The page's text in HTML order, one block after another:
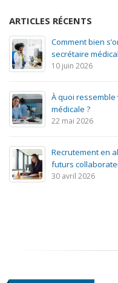
ARTICLES RÉCENTS
Comment bien
secrétaire
10 juin 2026
À quoi
médicale ?
22 mai 2026
Recrutement en
futurs
30 avril 2026